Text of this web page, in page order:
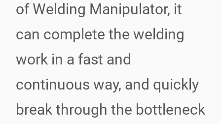
of Welding Manipulator, it
can complete the welding
work in a fast and
continuous way, and quickly
break through the bottleneck